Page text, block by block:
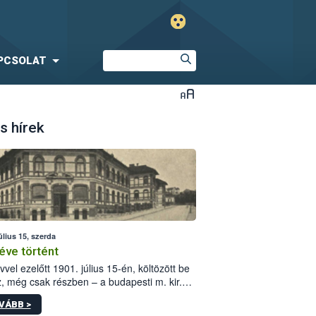
hírek
15, szerda
történt
ezelőtt 1901. július 15-én, költözött be
még csak részben – a budapesti m. kir.
állomás a Kis Rókus utca
alatti, Czigler Győző által tervezett új
>